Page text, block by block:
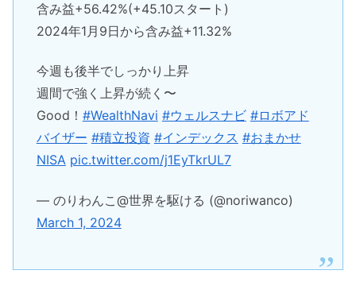
含み益+56.42%(+45.10スタート)
2024年1月9日から含み益+11.32%
今週も後半でしっかり上昇
週間で強く上昇が続く〜
Good！ #WealthNavi #ウェルスナビ #ロボアド
バイザー #積立投資 #インデックス #おまかせ
NISA pic.twitter.com/j1EyTkrUL7
— のりわんこ@世界を駆ける (@noriwanco)
March 1, 2024